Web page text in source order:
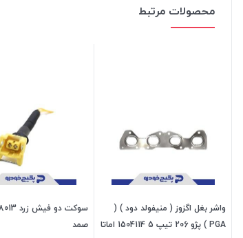
محصولات مرتبط
واشر بغل اگزوز ( منیفولد دود ) (
PGA ) پژو 206 تیپ 5 1504114 اماتا
صمد